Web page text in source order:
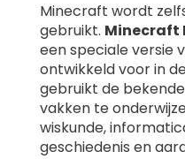
Minecraft wordt
gebruikt. Minecraft
een speciale versie
ontwikkeld voor in
gebruikt de
vakken te
wiskunde,
geschiedenis en